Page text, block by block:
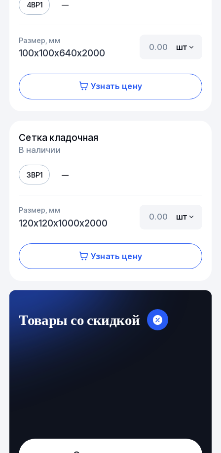
4ВР1 —
Размер, мм
100х100х640х2000
шт
Узнать цену
Сетка кладочная
В наличии
3ВР1 —
Размер, мм
120х120х1000х2000
шт
Узнать цену
Товары со скидкой